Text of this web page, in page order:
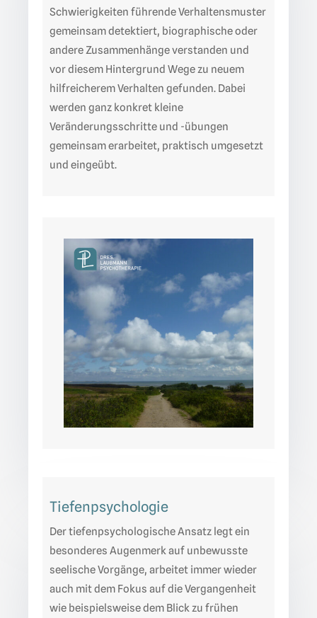
Schwierigkeiten führende Verhaltensmuster
gemeinsam detektiert, biographische oder
andere Zusammenhänge verstanden und
vor diesem Hintergrund Wege zu neuem
hilfreicherem Verhalten gefunden. Dabei
werden ganz konkret kleine
Veränderungsschritte und -übungen
gemeinsam erarbeitet, praktisch umgesetzt
und eingeübt.
Tiefenpsychologie
Der tiefenpsychologische Ansatz legt ein
besonderes Augenmerk auf unbewusste
seelische Vorgänge, arbeitet immer wieder
auch mit dem Fokus auf die Vergangenheit
wie beispielsweise dem Blick zu frühen